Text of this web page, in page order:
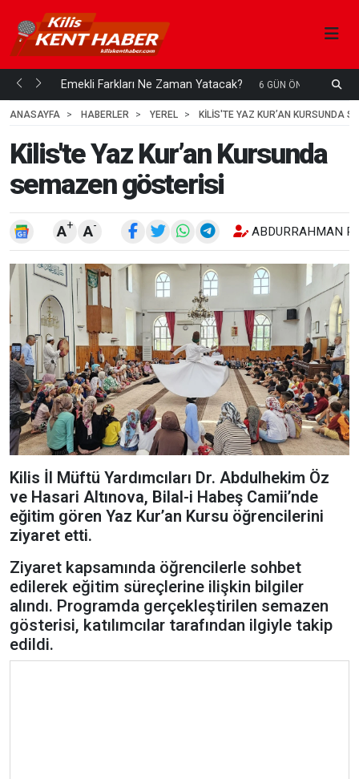
mi... Emekli Farkları Ne Zaman Yatacak? 6 GÜN ÖNCE
ANASAYFA HABERLER YEREL KILIS'TE YAZ KUR’AN KURSUNDA
Kilis'te Yaz Kur’an Kursunda
semazen gösterisi
A+ A- ABDURRAHMAN
Kilis İl Müftü Yardımcıları Dr. Abdulhekim Öz
ve Hasari Altınova, Bilal-i Habeş Camii’nde
eğitim gören Yaz Kur’an Kursu öğrencilerini
ziyaret etti.
Ziyaret kapsamında öğrencilerle sohbet
edilerek eğitim süreçlerine ilişkin bilgiler
alındı. Programda gerçekleştirilen semazen
gösterisi, katılımcılar tarafından ilgiyle takip
edildi.